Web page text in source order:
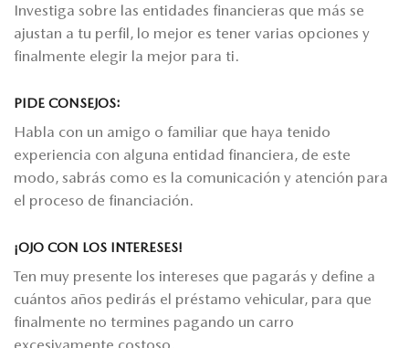
Investiga sobre las entidades financieras que más se
ajustan a tu perfil, lo mejor es tener varias opciones y
finalmente elegir la mejor para ti.
PIDE CONSEJOS:
Habla con un amigo o familiar que haya tenido
experiencia con alguna entidad financiera, de este
modo, sabrás como es la comunicación y atención para
el proceso de financiación.
¡OJO CON LOS INTERESES!
Ten muy presente los intereses que pagarás y define a
cuántos años pedirás el préstamo vehicular, para que
finalmente no termines pagando un carro
excesivamente costoso.